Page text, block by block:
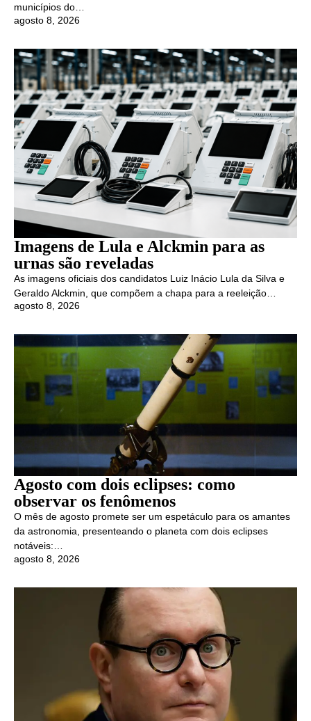
municípios do…
agosto 8, 2026
Imagens de Lula e Alckmin para as
urnas são reveladas
As imagens oficiais dos candidatos Luiz Inácio Lula da Silva e
Geraldo Alckmin, que compõem a chapa para a reeleição…
agosto 8, 2026
Agosto com dois eclipses: como
observar os fenômenos
O mês de agosto promete ser um espetáculo para os amantes
da astronomia, presenteando o planeta com dois eclipses
notáveis:…
agosto 8, 2026